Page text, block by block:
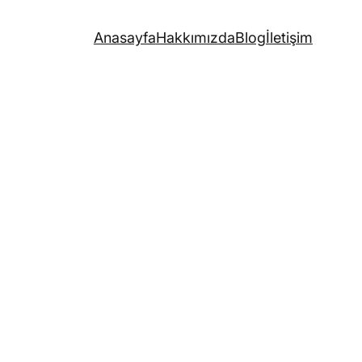
AnasayfaHakkımızdaBlogİletişim